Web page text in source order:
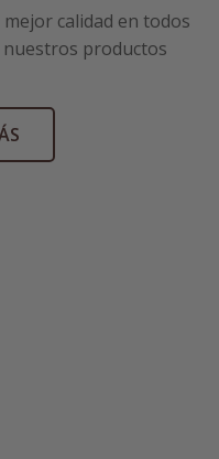
mejor calidad en todos
nuestros productos